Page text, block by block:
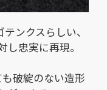
ンクスらしい、
忠実に再現。
破綻のない造形